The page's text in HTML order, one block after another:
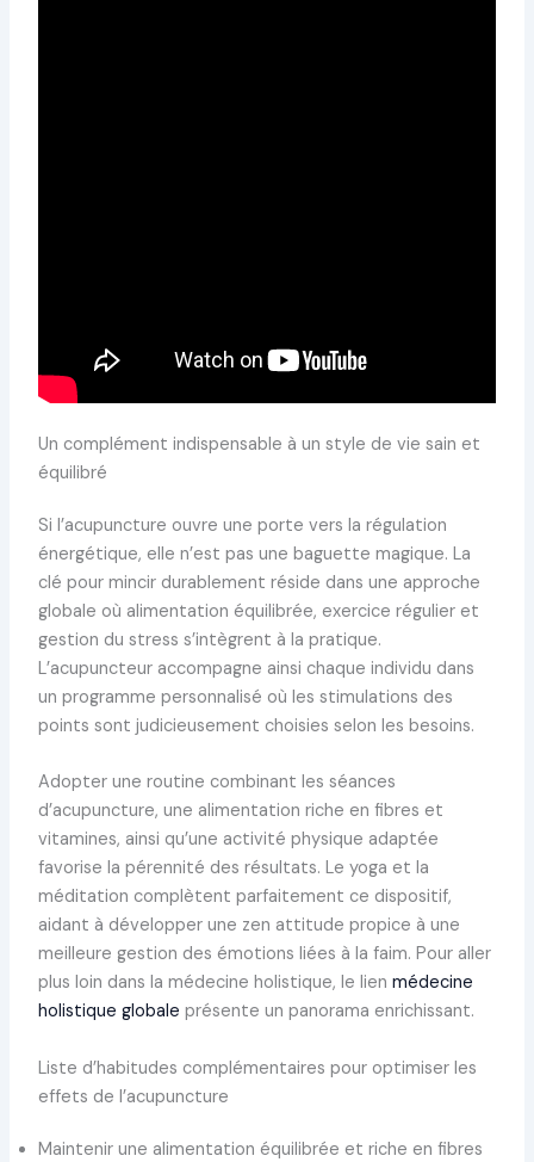
Un complément indispensable à un style de vie sain et
équilibré
Si l’acupuncture ouvre une porte vers la régulation
énergétique, elle n’est pas une baguette magique. La
clé pour mincir durablement réside dans une approche
globale où alimentation équilibrée, exercice régulier et
gestion du stress s’intègrent à la pratique.
L’acupuncteur accompagne ainsi chaque individu dans
un programme personnalisé où les stimulations des
points sont judicieusement choisies selon les besoins.
Adopter une routine combinant les séances
d’acupuncture, une alimentation riche en fibres et
vitamines, ainsi qu’une activité physique adaptée
favorise la pérennité des résultats. Le yoga et la
méditation complètent parfaitement ce dispositif,
aidant à développer une zen attitude propice à une
meilleure gestion des émotions liées à la faim. Pour aller
plus loin dans la médecine holistique, le lien médecine
holistique globale présente un panorama enrichissant.
Liste d’habitudes complémentaires pour optimiser les
effets de l’acupuncture
Maintenir une alimentation équilibrée et riche en fibres